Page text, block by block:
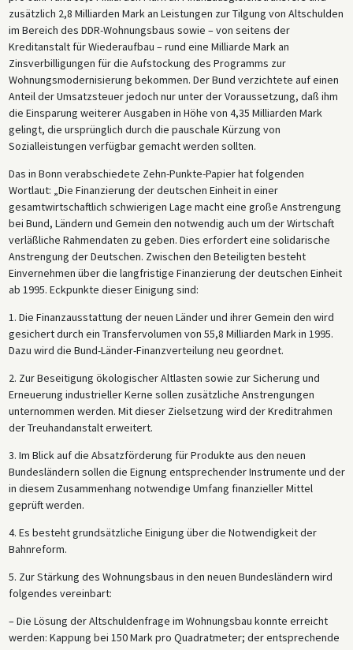
zusätzlich 2,8 Milliarden Mark an Leistungen zur Tilgung von Altschulden
im Bereich des DDR-Wohnungsbaus sowie – von seitens der
Kreditanstalt für Wiederaufbau – rund eine Milliarde Mark an
Zinsverbilligungen für die Aufstockung des Programms zur
Wohnungsmodernisierung bekommen. Der Bund verzichtete auf einen
Anteil der Umsatzsteuer jedoch nur unter der Voraussetzung, daß ihm
die Einsparung weiterer Ausgaben in Höhe von 4,35 Milliarden Mark
gelingt, die ursprünglich durch die pauschale Kürzung von
Sozialleistungen verfügbar gemacht werden sollten.
Das in Bonn verabschiedete Zehn-Punkte-Papier hat folgenden
Wortlaut: „Die Finanzierung der deutschen Einheit in einer
gesamtwirtschaftlich schwierigen Lage macht eine große Anstrengung
bei Bund, Ländern und Gemein den notwendig auch um der Wirtschaft
verläßliche Rahmendaten zu geben. Dies erfordert eine solidarische
Anstrengung der Deutschen. Zwischen den Beteiligten besteht
Einvernehmen über die langfristige Finanzierung der deutschen Einheit
ab 1995. Eckpunkte dieser Einigung sind:
1. Die Finanzausstattung der neuen Länder und ihrer Gemein den wird
gesichert durch ein Transfervolumen von 55,8 Milliarden Mark in 1995.
Dazu wird die Bund-Länder-Finanzverteilung neu geordnet.
2. Zur Beseitigung ökologischer Altlasten sowie zur Sicherung und
Erneuerung industrieller Kerne sollen zusätzliche Anstrengungen
unternommen werden. Mit dieser Zielsetzung wird der Kreditrahmen
der Treuhandanstalt erweitert.
3. Im Blick auf die Absatzförderung für Produkte aus den neuen
Bundesländern sollen die Eignung entsprechender Instrumente und der
in diesem Zusammenhang notwendige Umfang finanzieller Mittel
geprüft werden.
4. Es besteht grundsätzliche Einigung über die Notwendigkeit der
Bahnreform.
5. Zur Stärkung des Wohnungsbaus in den neuen Bundesländern wird
folgendes vereinbart:
– Die Lösung der Altschuldenfrage im Wohnungsbau konnte erreicht
werden: Kappung bei 150 Mark pro Quadratmeter; der entsprechende